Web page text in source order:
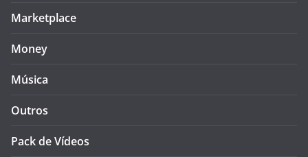
Marketplace
Money
Música
Outros
Pack de Vídeos